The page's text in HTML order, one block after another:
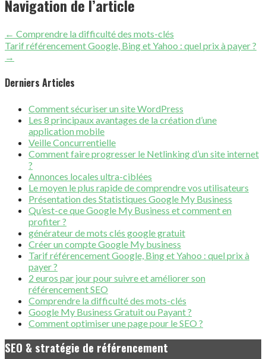
Navigation de l’article
← Comprendre la difficulté des mots-clés
Tarif référencement Google, Bing et Yahoo : quel prix à payer ?
→
Derniers Articles
Comment sécuriser un site WordPress
Les 8 principaux avantages de la création d’une
application mobile
Veille Concurrentielle
Comment faire progresser le Netlinking d’un site internet
?
Annonces locales ultra-ciblées
Le moyen le plus rapide de comprendre vos utilisateurs
Présentation des Statistiques Google My Business
Qu’est-ce que Google My Business et comment en
profiter ?
générateur de mots clés google gratuit
Créer un compte Google My business
Tarif référencement Google, Bing et Yahoo : quel prix à
payer ?
2 euros par jour pour suivre et améliorer son
référencement SEO
Comprendre la difficulté des mots-clés
Google My Business Gratuit ou Payant ?
Comment optimiser une page pour le SEO ?
SEO & stratégie de référencement